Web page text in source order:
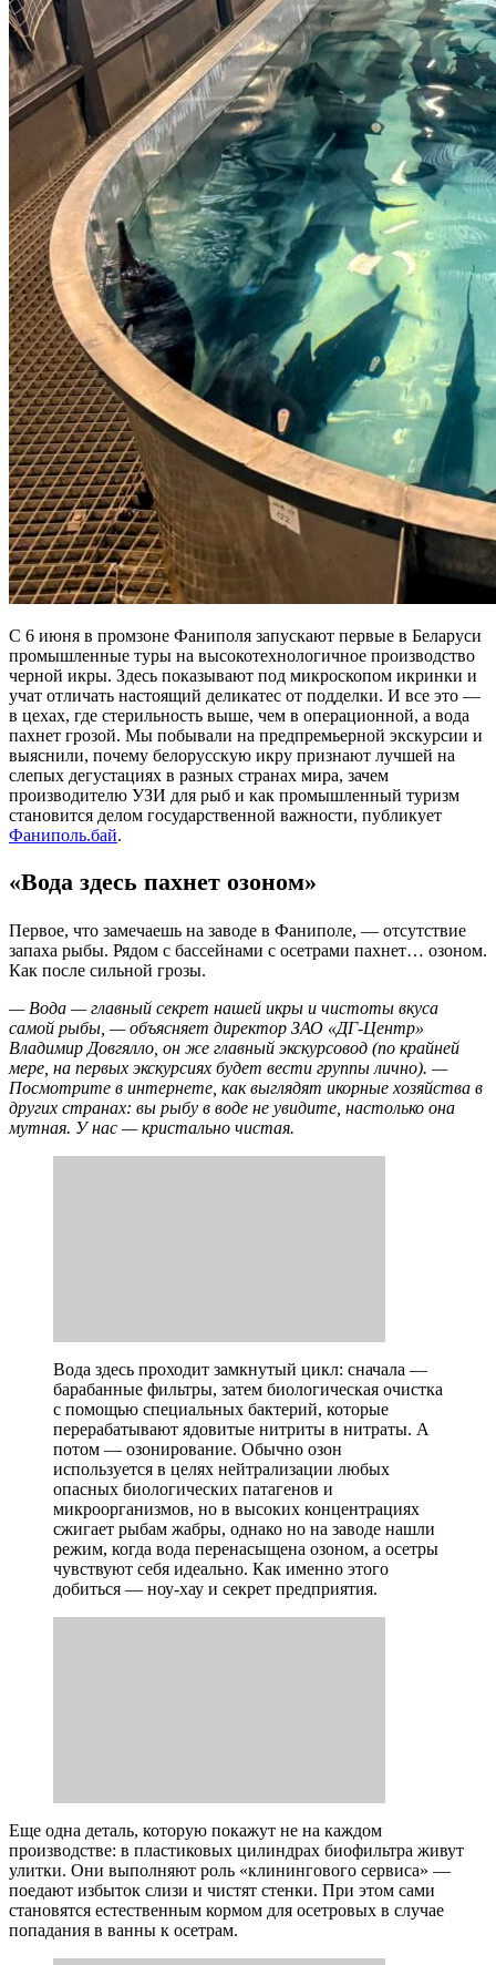
С 6 июня в промзоне Фаниполя запускают первые в Беларуси
промышленные туры на высокотехнологичное производство
черной икры. Здесь показывают под микроскопом икринки и
учат отличать настоящий деликатес от подделки. И все это —
в цехах, где стерильность выше, чем в операционной, а вода
пахнет грозой. Мы побывали на предпремьерной экскурсии и
выяснили, почему белорусскую икру признают лучшей на
слепых дегустациях в разных странах мира, зачем
производителю УЗИ для рыб и как промышленный туризм
становится делом государственной важности, публикует
Фаниполь.бай.
«Вода здесь пахнет озоном»
Первое, что замечаешь на заводе в Фаниполе, — отсутствие
запаха рыбы. Рядом с бассейнами с осетрами пахнет… озоном.
Как после сильной грозы.
— Вода — главный секрет нашей икры и чистоты вкуса
самой рыбы, — объясняет директор ЗАО «ДГ-Центр»
Владимир Довгялло, он же главный экскурсовод (по крайней
мере, на первых экскурсиях будет вести группы лично). —
Посмотрите в интернете, как выглядят икорные хозяйства в
других странах: вы рыбу в воде не увидите, настолько она
мутная. У нас — кристально чистая.
Вода здесь проходит замкнутый цикл: сначала —
барабанные фильтры, затем биологическая очистка
с помощью специальных бактерий, которые
перерабатывают ядовитые нитриты в нитраты. А
потом — озонирование. Обычно озон
используется в целях нейтрализации любых
опасных биологических патагенов и
микроорганизмов, но в высоких концентрациях
сжигает рыбам жабры, однако но на заводе нашли
режим, когда вода перенасыщена озоном, а осетры
чувствуют себя идеально. Как именно этого
добиться — ноу-хау и секрет предприятия.
Еще одна деталь, которую покажут не на каждом
производстве: в пластиковых цилиндрах биофильтра живут
улитки. Они выполняют роль «клинингового сервиса» —
поедают избыток слизи и чистят стенки. При этом сами
становятся естественным кормом для осетровых в случае
попадания в ванны к осетрам.